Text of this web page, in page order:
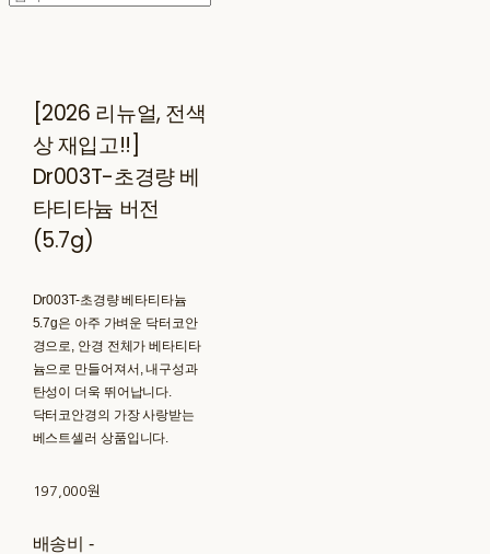
[2026 리뉴얼, 전색
상 재입고!!]
Dr003T-초경량 베
타티타늄 버전
(5.7g)
Dr003T-초경량 베타티타늄
5.7g은 아주 가벼운 닥터코안
경으로, 안경 전체가 베타티타
늄으로 만들어져서, 내구성과
탄성이 더욱 뛰어납니다.
닥터코안경의 가장 사랑받는
베스트셀러 상품입니다.
197,000원
배송비 -